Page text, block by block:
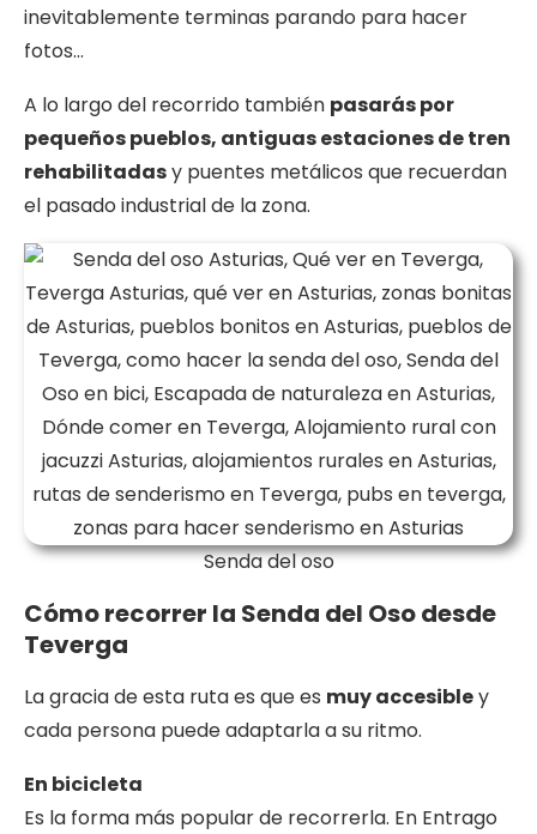
inevitablemente terminas parando para hacer
fotos…
A lo largo del recorrido también pasarás por
pequeños pueblos, antiguas estaciones de tren
rehabilitadasy puentes metálicos que recuerdan
el pasado industrial de la zona.
Senda del oso
Cómo recorrer la Senda del Oso desde
Teverga
La gracia de esta ruta es que es muy accesibley
cada persona puede adaptarla a su ritmo.
En bicicleta
Es la forma más popular de recorrerla. En Entrago